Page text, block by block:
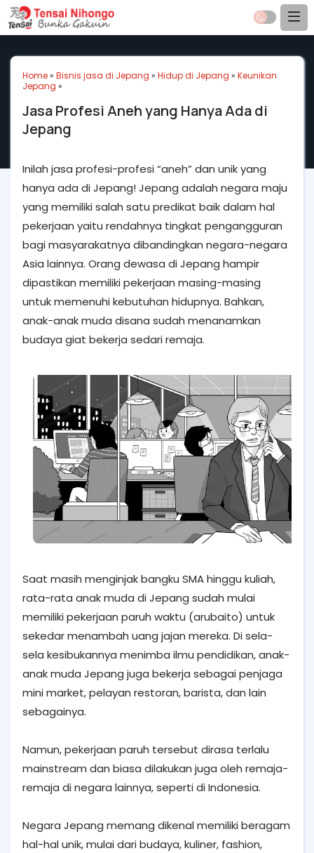
Home» Bisnis jasa di Jepang » Hidup di Jepang » Keunikan
Jepang »
Jasa Profesi Aneh yang Hanya Ada di
Jepang
Inilah jasa profesi-profesi “aneh” dan unik yang
hanya ada di Jepang! Jepang adalah negara maju
yang memiliki salah satu predikat baik dalam hal
pekerjaan yaitu rendahnya tingkat pengangguran
bagi masyarakatnya dibandingkan negara-negara
Asia lainnya. Orang dewasa di Jepang hampir
dipastikan memiliki pekerjaan masing-masing
untuk memenuhi kebutuhan hidupnya. Bahkan,
anak-anak muda disana sudah menanamkan
budaya giat bekerja sedari remaja.
Saat masih menginjak bangku SMA hinggu kuliah,
rata-rata anak muda di Jepang sudah mulai
memiliki pekerjaan paruh waktu (arubaito) untuk
sekedar menambah uang jajan mereka. Di sela-
sela kesibukannya menimba ilmu pendidikan, anak-
anak muda Jepang juga bekerja sebagai penjaga
mini market, pelayan restoran, barista, dan lain
sebagainya.
Namun, pekerjaan paruh tersebut dirasa terlalu
mainstream dan biasa dilakukan juga oleh remaja-
remaja di negara lainnya, seperti di Indonesia.
Negara Jepang memang dikenal memiliki beragam
hal-hal unik, mulai dari budaya, kuliner, fashion,